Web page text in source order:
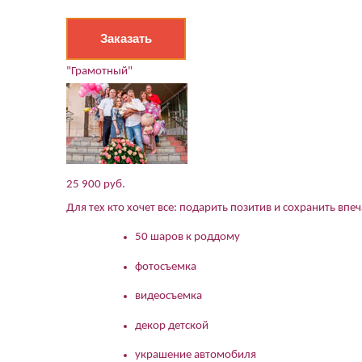
Заказать
"Грамотный"
25 900 руб.
Для тех кто хочет все: подарить позитив и сохранить
50 шаров к роддому
фотосъемка
видеосъемка
декор детской
украшение автомобиля